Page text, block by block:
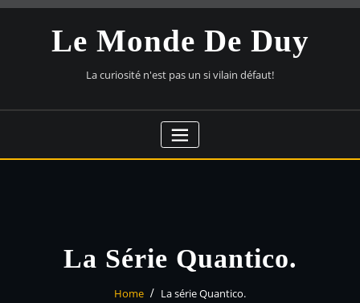
Skip
Le Monde De Duy
La curiosité n'est pas un si vilain défaut!
La Série Quantico.
Home La série Quantico.